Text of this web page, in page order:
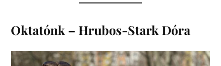
Oktatónk – Hrubos-Stark Dóra